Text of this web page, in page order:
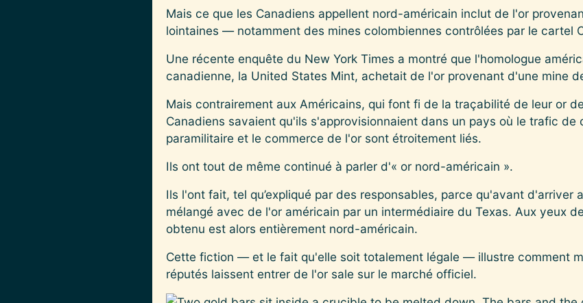
Mais ce que les Canadiens appellent nord-américain inclut de l'or
lointaines — notamment des mines colombiennes contrôlées par le cartel
Une récente enquête du New York Times a montré que l'homologue
canadienne, la United States Mint, achetait de l'or provenant d'une mine
Mais contrairement aux Américains, qui font fi de la traçabilité de leur or
Canadiens savaient qu'ils s'approvisionnaient dans un pays où le trafic de
paramilitaire et le commerce de l'or sont étroitement liés.
Ils ont tout de même continué à parler d'« or nord-américain ».
Ils l'ont fait, tel qu’expliqué par des responsables, parce qu'avant d'arriver
mélangé avec de l'or américain par un intermédiaire du Texas. Aux yeux
obtenu est alors entièrement nord-américain.
Cette fiction — et le fait qu'elle soit totalement légale — illustre comment
réputés laissent entrer de l'or sale sur le marché officiel.